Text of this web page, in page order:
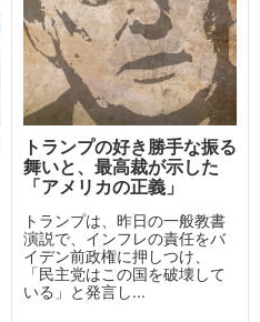
トランプの好き勝手な振る
舞いと、最高裁が示した
「アメリカの正義」
トランプは、昨日の一般教書
演説で、インフレの責任をバ
イデン前政権に押しつけ、
「民主党はこの国を破壊して
いる」と発言し...